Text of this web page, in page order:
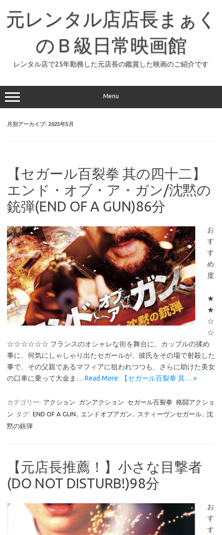
元レンタル店店長まぁく
のＢ級日常映画館
レンタル店で25年勤務した元店長の鑑賞した映画のご紹介です
Menu
月別アーカイブ: 2025年5月
【セガール百裂拳 其の四十二】
エンド・オブ・ア・ガン/沈黙の
銃弾(END OF A GUN)86分
お
す
す
め
度
★
★
☆
☆
☆☆☆☆☆☆ フランスのオシャレな街を舞台に、カップルの揉め
事に、何気にしゃしゃり出たセガールが、彼氏をその場で射殺した
事で、その父親であるマフィアに狙われつつも、さらに助けた美女
の口車に乗って大金ま… Read More: 【セガール百裂拳 其… »
カテゴリー: アクション ガンアクション セガール百裂拳 格闘アクショ
ン タグ: END OF A GUN , エンドオブアガン , スティーヴンセガール, 沈
黙の銃弾
【元店長推薦！】小さな目撃者
(DO NOT DISTURB!)98分
お
す
す